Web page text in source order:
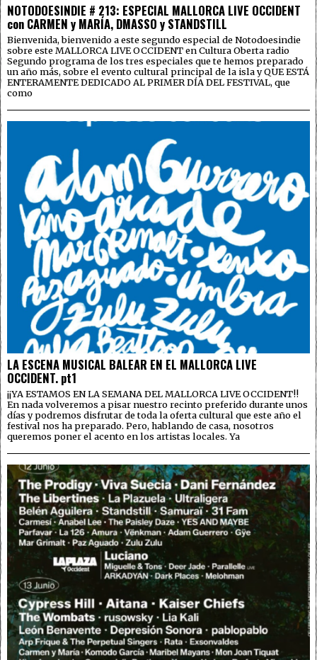
NOTODOESINDIE # 213: ESPECIAL MALLORCA LIVE OCCIDENT
con CARMEN y MARÍA, DMASSO y STANDSTILL
Bienvenida, bienvenido a este segundo especial de Notodoesindie
sobre este MALLORCA LIVE OCCIDENT en Cultura Oberta radio
Segundo programa de los tres especiales que te hemos preparado
un año más, sobre el evento cultural principal de la isla y QUE ESTÁ
ENTERAMENTE DEDICADO AL PRIMER DÍA DEL FESTIVAL, que
como
LA ESCENA MUSICAL BALEAR EN EL MALLORCA LIVE
OCCIDENT. pt1
¡¡YA ESTAMOS EN LA SEMANA DEL MALLORCA LIVE OCCIDENT!!
En nada volveremos a pisar nuestro recinto preferido durante unos
días y podremos disfrutar de toda la oferta cultural que este año el
festival nos ha preparado. Pero, hablando de casa, nosotros
queremos poner el acento en los artistas locales. Ya